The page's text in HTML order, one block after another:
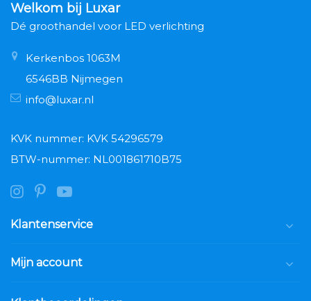
Welkom bij Luxar
Dé groothandel voor LED verlichting
Kerkenbos 1063M
6546BB Nijmegen
info@luxar.nl
KVK nummer: KVK 54296579
BTW-nummer: NL001861710B75
Klantenservice
Mijn account